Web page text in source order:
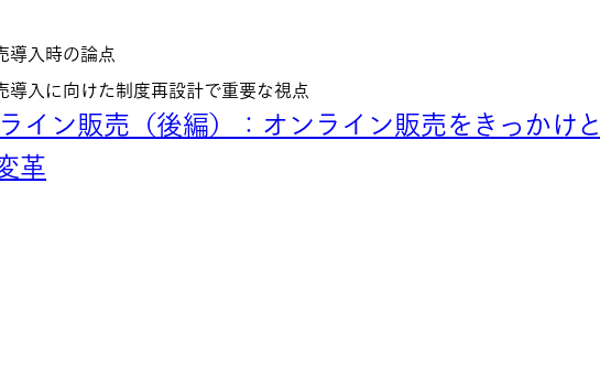
導入時の論点
導入に向けた制度再設計で重要な視点
イン販売（後編）：オンライン販売をきっかけ
革